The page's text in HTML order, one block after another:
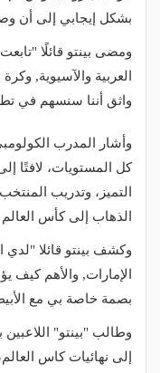
بشكل إيجابي إلى أن
ومضى بينتو قائلًا
العربية والآسيوية,
واثق أننا سنسهم في
وأشار المدرب
كل المستويات، لافتًا
التميز، وتدريب
الذهاب إلى كأس
وكشف بينتو قائلا
الإمارات, والأهم
بصمة خاصة بي مع
وطالب "بينتو"
إلى نهائيات كاس